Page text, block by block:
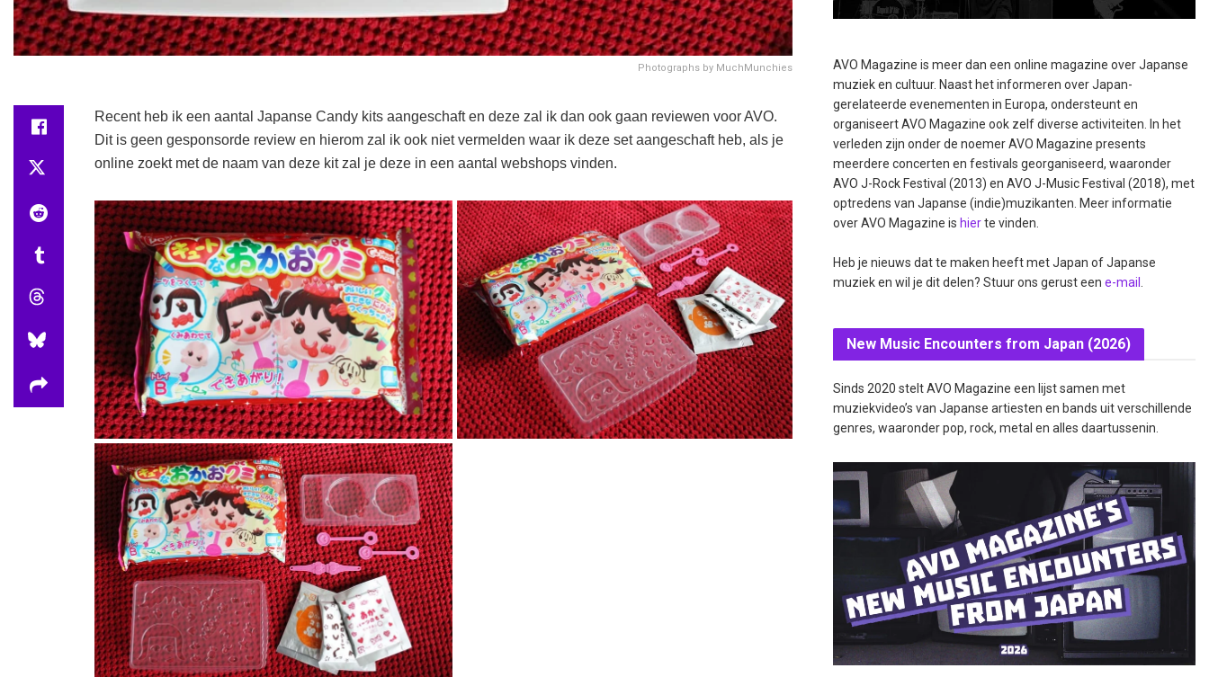
Photographs by MuchMunchies
Recent heb ik een aantal Japanse Candy kits aangeschaft en deze zal ik dan ook gaan reviewen voor AVO.
Dit is geen gesponsorde review en hierom zal ik ook niet vermelden waar ik deze set aangeschaft heb, als je
online zoekt met de naam van deze kit zal je deze in een aantal webshops vinden.
AVO Magazine is meer dan een online magazine over Japanse
muziek en cultuur. Naast het informeren over Japan-
gerelateerde evenementen in Europa, ondersteunt en
organiseert AVO Magazine ook zelf diverse activiteiten. In het
verleden zijn onder de noemer AVO Magazine presents
meerdere concerten en festivals georganiseerd, waaronder
AVO J-Rock Festival (2013) en AVO J-Music Festival (2018), met
optredens van Japanse (indie)muzikanten. Meer informatie
over AVO Magazine is hierte vinden.
Heb je nieuws dat te maken heeft met Japan of Japanse
muziek en wil je dit delen? Stuur ons gerust een e-mail
New Music Encounters from Japan (2026)
Sinds 2020 stelt AVO Magazine een lijst samen met
muziekvideo’s van Japanse artiesten en bands uit verschillende
genres, waaronder pop, rock, metal en alles daartussenin.